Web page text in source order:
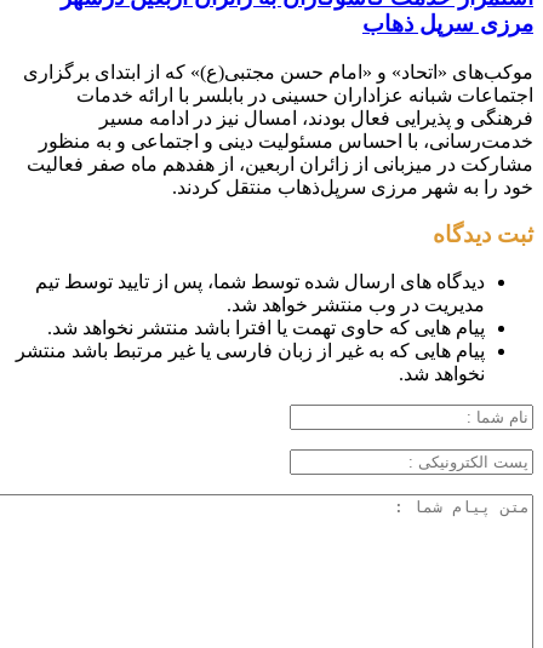
مرزی سرپل ذهاب
موکب‌های «اتحاد» و «امام حسن مجتبی(ع)» که از ابتدای برگزاری
اجتماعات شبانه عزاداران حسینی در بابلسر با ارائه خدمات
فرهنگی و پذیرایی فعال بودند، امسال نیز در ادامه مسیر
خدمت‌رسانی، با احساس مسئولیت دینی و اجتماعی و به منظور
مشارکت در میزبانی از زائران اربعین، از هفدهم ماه صفر فعالیت
خود را به شهر مرزی سرپل‌ذهاب منتقل کردند.
ثبت دیدگاه
دیدگاه های ارسال شده توسط شما، پس از تایید توسط تیم
مدیریت در وب منتشر خواهد شد.
پیام هایی که حاوی تهمت یا افترا باشد منتشر نخواهد شد.
پیام هایی که به غیر از زبان فارسی یا غیر مرتبط باشد منتشر
نخواهد شد.